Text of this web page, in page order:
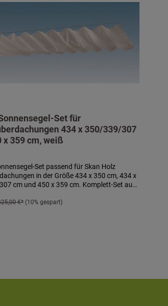
Set für
434 x 350/339/307
x 359 cm, weiß
Set passend für Skan Holz
in der Größe 434 x 350 cm, 434 x
cm und 450 x 359 cm. Komplett-Set aus
100 % UV-stabilem, textilem Polyester
€* (10% gespart)
In den Warenkorb